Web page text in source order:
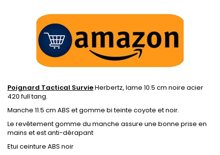
.
Poignard Tactical SurvieHerbertz, lame 10.5 cm noire acier
420 full tang.
Manche 11.5 cm ABS et gomme bi teinte coyote et noir.
Le revêtement gomme du manche assure une bonne prise en
mains et est anti-dérapant
Etui ceinture ABS noir